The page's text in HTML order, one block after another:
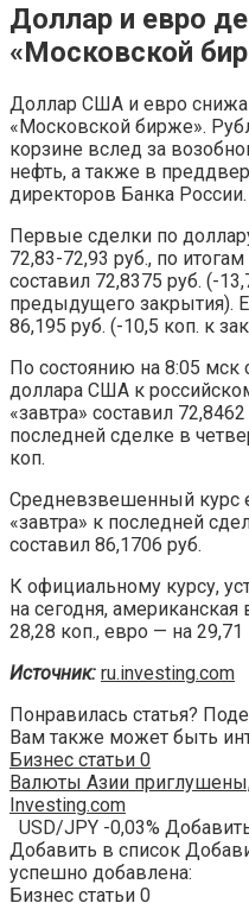
Доллар и евро
«Московской
Доллар США и евро
«Московской бирже».
корзине вслед за
нефть, а также в
директоров Банка России.
Первые сделки по
72,83-72,93 руб., по
составил 72,8375 руб. (-
предыдущего закрытия).
86,195 руб. (-10,5 коп. к
По состоянию на 8:05
доллара США к
«завтра» составил
последней сделке в
коп.
Средневзвешенный курс
«завтра» к последней
составил 86,1706 руб.
К официальному курсу,
на сегодня,
28,28 коп., евро — на 29,71
Источник: ru.investing.com
Понравилась статья?
Вам также может быть
Бизнес статьи 0
Валюты Азии
Investing.com
USD/JPY -0,03%
Добавить в список
успешно добавлена:
Бизнес статьи 0